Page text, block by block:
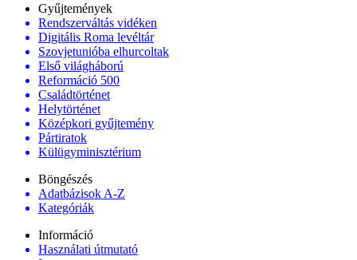
Gyűjtemények
Rendszerváltás vidéken
Digitális Roma levéltár
Szovjetunióba elhurcoltak
Első világháború
Reformáció 500
Családtörténet
Helytörténet
Középkori gyűjtemény
Pártiratok
Külügyminisztérium
Böngészés
Adatbázisok A-Z
Kategóriák
Információ
Használati útmutató